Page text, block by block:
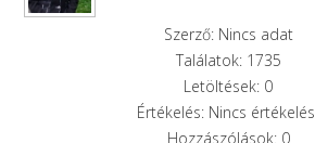
Szerző: Nincs adat
Találatok: 1735
Letöltések: 0
Értékelés: Nincs értékelés
Hozzászólások: 0